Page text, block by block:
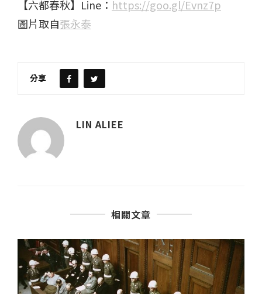
【六都春秋】Line： https://goo.gl/Evnz7p
圖片取自張永泰
分享
LIN ALIEE
相關文章